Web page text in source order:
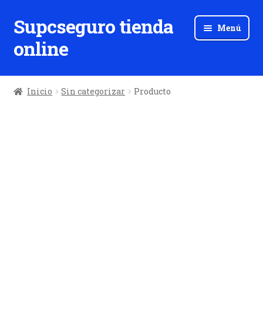
Ir
a
la
Ir
al
contenido
Supcseguro tienda
online
Menú
Inicio Sin categorizar Producto